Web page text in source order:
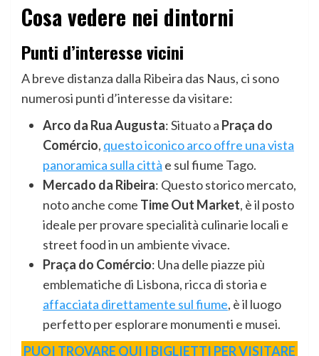
Cosa vedere nei dintorni
Punti d’interesse vicini
A breve distanza dalla Ribeira das Naus, ci sono
numerosi punti d’interesse da visitare:
Arco da Rua Augusta: Situato a Praça do
Comércio, questo iconico arco offre una vista
panoramica sulla città e sul fiume Tago.
Mercado da Ribeira: Questo storico mercato,
noto anche come Time Out Market, è il posto
ideale per provare specialità culinarie locali e
street food in un ambiente vivace.
Praça do Comércio: Una delle piazze più
emblematiche di Lisbona, ricca di storia e
affacciata direttamente sul fiume, è il luogo
perfetto per esplorare monumenti e musei.
PUOI TROVARE QUI I BIGLIETTI PER VISITARE